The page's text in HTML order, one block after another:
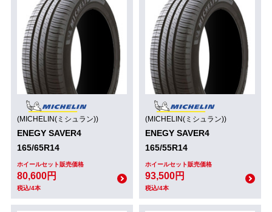
(MICHELIN(ミシュラン))
ENEGY SAVER4
165/65R14
ホイールセット販売価格
80,600円
税込/4本
(MICHELIN(ミシュラン))
ENEGY SAVER4
165/55R14
ホイールセット販売価格
93,500円
税込/4本